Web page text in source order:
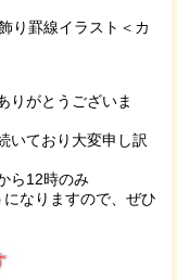
りがとうございま
いており大変申し訳
ら12時のみ
なりますので、ぜひ